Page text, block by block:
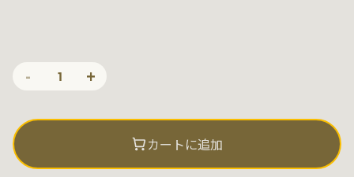
- 1 +
カートに追加